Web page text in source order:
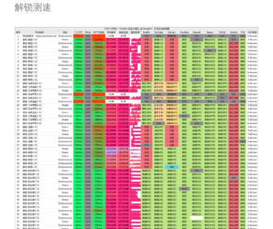
解锁测速